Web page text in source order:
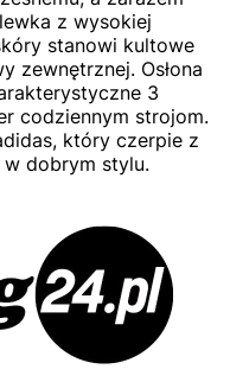
z wysokiej
stanowi kultowe
zewnętrznej. Osłona
3
codziennym strojom.
który czerpie z
dobrym stylu.